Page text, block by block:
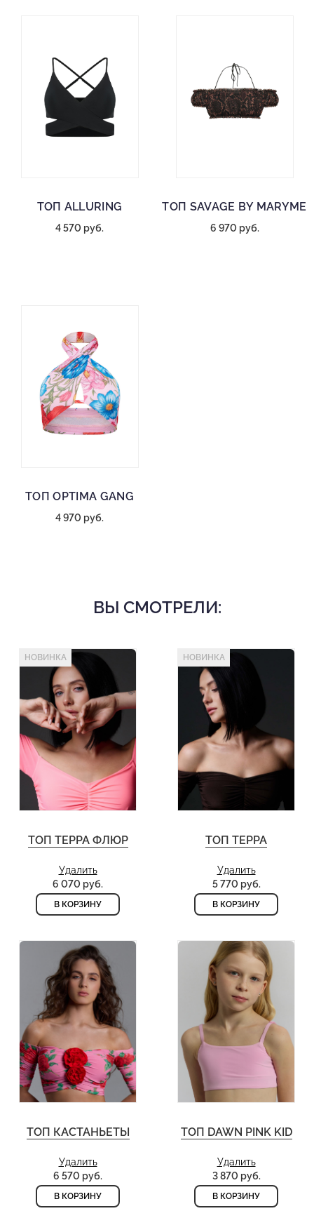
ТОП ALLURING
4 570 руб.
ТОП SAVAGE BY MARYME
6 970 руб.
ТОП OPTIMA GANG
4 970 руб.
ВЫ СМОТРЕЛИ:
НОВИНКА
ТОП ТЕРРА ФЛЮР
Удалить
6 070 руб.
В КОРЗИНУ
НОВИНКА
ТОП ТЕРРА
Удалить
5 770 руб.
В КОРЗИНУ
ТОП КАСТАНЬЕТЫ
Удалить
6 570 руб.
В КОРЗИНУ
ТОП DAWN PINK KID
Удалить
3 870 руб.
В КОРЗИНУ